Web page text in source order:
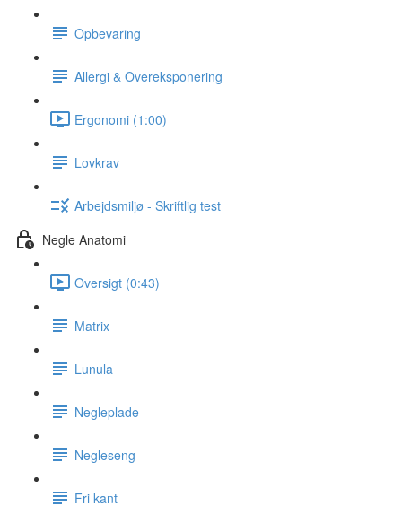
Opbevaring
Allergi & Overeksponering
Ergonomi (1:00)
Lovkrav
Arbejdsmiljø - Skriftlig test
Negle Anatomi
Oversigt (0:43)
Matrix
Lunula
Negleplade
Negleseng
Fri kant